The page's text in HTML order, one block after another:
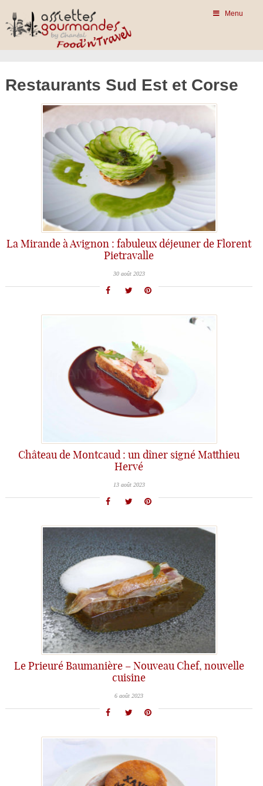
Menu
Restaurants Sud Est et Corse
La Mirande à Avignon : fabuleux déjeuner de Florent
Pietravalle
30 août 2023
Château de Montcaud : un dîner signé Matthieu
Hervé
13 août 2023
Le Prieuré Baumanière – Nouveau Chef, nouvelle
cuisine
6 août 2023